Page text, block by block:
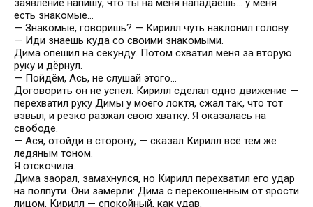
заявление напишу, что ты на меня нападаешь… у меня
есть знакомые…
— Знакомые, говоришь? — Кирилл чуть наклонил голову.
— Иди знаешь куда со своими знакомыми.
Дима опешил на секунду. Потом схватил меня за вторую
руку и дёрнул.
— Пойдём, Ась, не слушай этого…
Договорить он не успел. Кирилл сделал одно движение —
перехватил руку Димы у моего локтя, сжал так, что тот
взвыл, и резко разжал свою хватку. Я оказалась на
свободе.
— Ася, отойди в сторону, — сказал Кирилл всё тем же
ледяным тоном.
Я отскочила.
Дима заорал, замахнулся, но Кирилл перехватил его удар
на полпути. Они замерли: Дима с перекошенным от ярости
лицом, Кирилл — спокойный, как удав.